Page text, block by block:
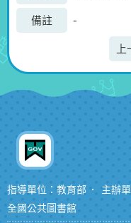
備註 -
指導單位：教育部 主辦
全國公共圖書館